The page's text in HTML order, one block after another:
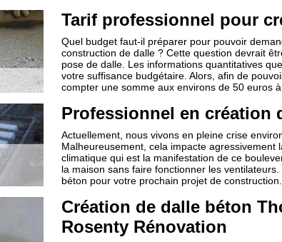
Tarif professionnel pour
Quel budget faut-il préparer pour pouvoir
construction de dalle ? Cette question devrait
pose de dalle. Les informations quantitatives
votre suffisance budgétaire. Alors, afin de
compter une somme aux environs de 50 euros à
Professionnel en création
Actuellement, nous vivons en pleine crise
Malheureusement, cela impacte agressivement
climatique qui est la manifestation de ce
la maison sans faire fonctionner les
béton pour votre prochain projet de
Création de dalle béton
Rosenty Rénovation